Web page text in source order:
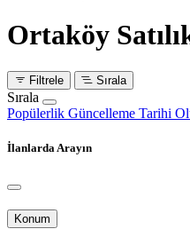
Ortaköy
Filtrele Sırala
Sırala
Popülerlik Güncelleme Tarihi
İlanlarda Arayın
Konum